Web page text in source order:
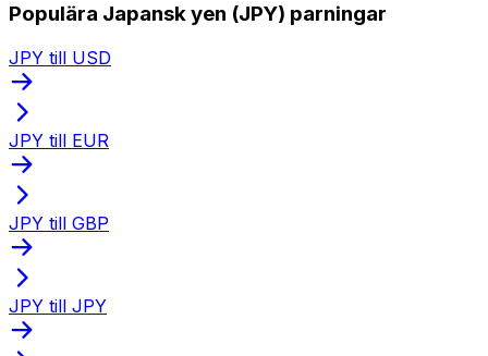
Populära Japansk yen (JPY) parningar
JPY till USD
JPY till EUR
JPY till GBP
JPY till JPY